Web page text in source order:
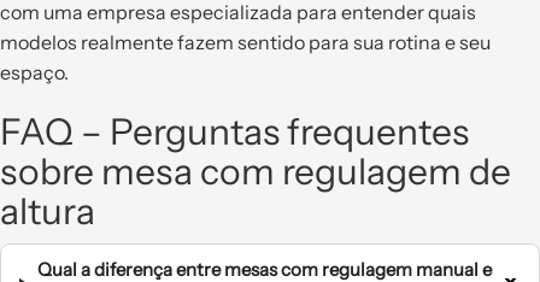
com uma empresa especializada para entender quais
modelos realmente fazem sentido para sua rotina e seu
espaço.
FAQ – Perguntas frequentes
sobre mesa com regulagem de
altura
Qual a diferença entre mesas com regulagem manual e